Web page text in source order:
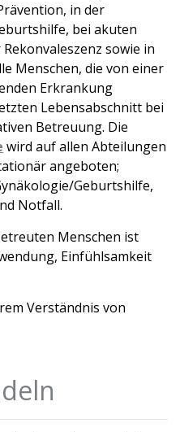
in der
bei akuten
sowie in
Menschen, die von einer
Erkrankung
Lebensabschnitt bei
Betreuung. Die
wird auf allen Abteilungen
angeboten;
Geburtshilfe,
Notfall.
Menschen ist
Einfühlsamkeit
Verständnis von